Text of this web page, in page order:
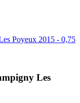
Poyeux 2015 - 0,75
Les